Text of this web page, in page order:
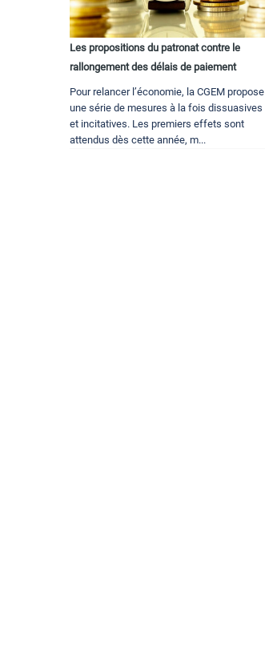
Les propositions du patronat contre le
rallongement des délais de paiement
Pour relancer l’économie, la CGEM propose
une série de mesures à la fois dissuasives
et incitatives. Les premiers effets sont
attendus dès cette année, m...